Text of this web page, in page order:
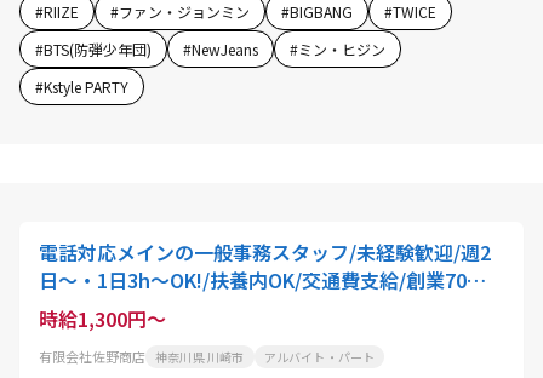
#RIIZE #ファン・ジョンミン #BIGBANG #TWICE
#BTS(防弾少年団) #NewJeans #ミン・ヒジン
#Kstyle PARTY
電話対応メインの一般事務スタッフ/未経験歓迎/週2
日～・1日3h～OK!/扶養内OK/交通費支給/創業70年
の安定企業
時給1,300円～
有限会社佐野商店 神奈川県 川崎市 アルバイト・パート